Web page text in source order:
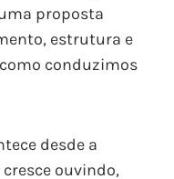
proposta
estrutura e
conduzimos
desde a
ouvindo,